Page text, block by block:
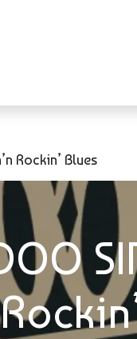
Rockin’ Blues